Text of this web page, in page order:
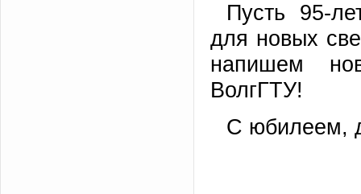
Пусть 95-
для новых
напишем
ВолгГТУ!
С юбилеем,